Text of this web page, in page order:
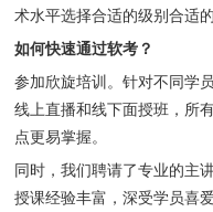
术水平选择合适的级别合适
如何快速通过软考？
参加欣旋培训。针对不同学
线上直播和线下面授班，所
点更易掌握。
同时，我们聘请了专业的主
授课经验丰富，深受学员喜